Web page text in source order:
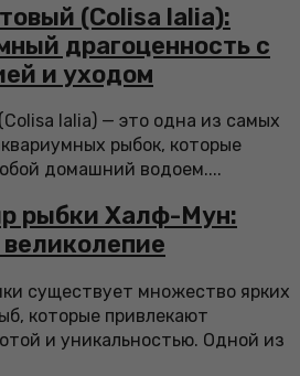
(Colisa lalia):
драгоценность с
и уходом
lalia) — это одна из самых
рыбок, которые
домашний водоем....
рыбки Халф-Мун:
существует множество ярких
которые привлекают
и уникальностью. Одной из